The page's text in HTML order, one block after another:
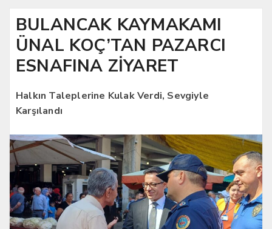
BULANCAK KAYMAKAMI
ÜNAL KOÇ’TAN PAZARCI
ESNAFINA ZİYARET
Halkın Taleplerine Kulak Verdi, Sevgiyle
Karşılandı